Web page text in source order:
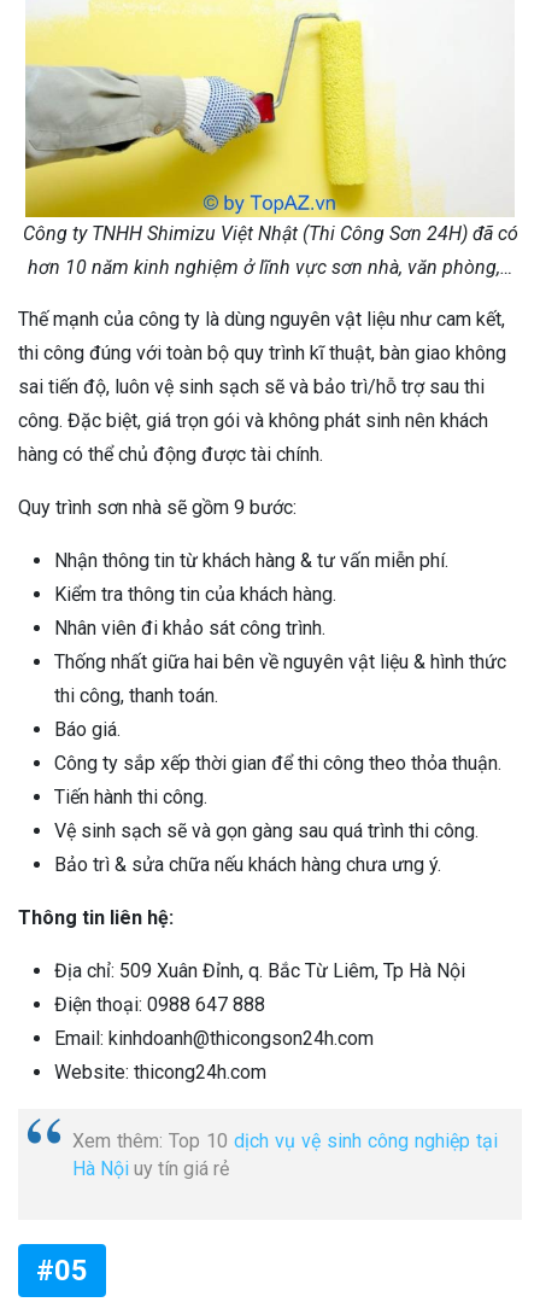
Công ty TNHH Shimizu Việt Nhật (Thi Công Sơn 24H) đã có
hơn 10 năm kinh nghiệm ở lĩnh vực sơn nhà, văn phòng,…
Thế mạnh của công ty là dùng nguyên vật liệu như cam kết,
thi công đúng với toàn bộ quy trình kĩ thuật, bàn giao không
sai tiến độ, luôn vệ sinh sạch sẽ và bảo trì/hỗ trợ sau thi
công. Đặc biệt, giá trọn gói và không phát sinh nên khách
hàng có thể chủ động được tài chính.
Quy trình sơn nhà sẽ gồm 9 bước:
Nhận thông tin từ khách hàng & tư vấn miễn phí.
Kiểm tra thông tin của khách hàng.
Nhân viên đi khảo sát công trình.
Thống nhất giữa hai bên về nguyên vật liệu & hình thức
thi công, thanh toán.
Báo giá.
Công ty sắp xếp thời gian để thi công theo thỏa thuận.
Tiến hành thi công.
Vệ sinh sạch sẽ và gọn gàng sau quá trình thi công.
Bảo trì & sửa chữa nếu khách hàng chưa ưng ý.
Thông tin liên hệ:
Địa chỉ: 509 Xuân Đỉnh, q. Bắc Từ Liêm, Tp Hà Nội
Điện thoại: 0988 647 888
Email: kinhdoanh@thicongson24h.com
Website: thicong24h.com
Xem thêm: Top 10 dịch vụ vệ sinh công nghiệp tại
Hà Nội uy tín giá rẻ
#05